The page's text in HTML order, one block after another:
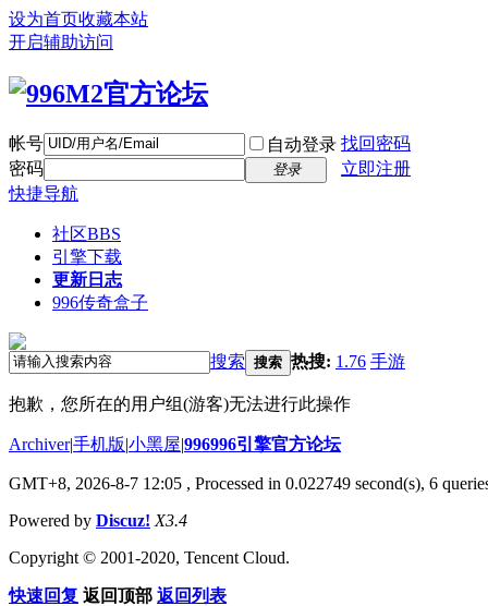
设为首页收藏本站
开启辅助访问
帐号 自动登录 找回密码
密码
登录
立即注册
快捷导航
社区BBS
引擎下载
更新日志
996传奇盒子
搜索 搜索 热搜: 1.76 手游
抱歉，您所在的用户组(游客)无法进行此操作
Archiver|手机版|小黑屋|996996引擎官方论坛
GMT+8, 2026-8-7 12:05 , Processed in 0.022749 second(s), 6
Powered by Discuz! X3.4
Copyright © 2001-2020, Tencent Cloud.
快速回复 返回顶部 返回列表